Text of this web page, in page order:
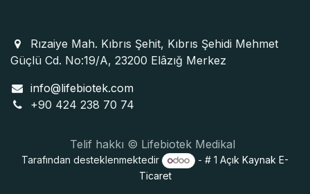
Rızaiye Mah. Kıbrıs Şehit, Kıbrıs Şehidi Mehmet
Güçlü Cd. No:19/A, 23200 Elâzığ Merkez
info@lifebiotek.com
+90 424 238 70 74
Telif hakkı © Lifebiotek Medikal
Tarafından desteklenmektedir - # 1Açık Kaynak E-
Ticaret